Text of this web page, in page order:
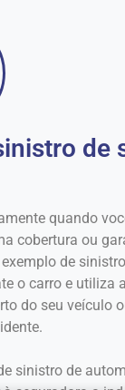
de
quando
cobertura ou
de
o carro e utiliza
do seu veículo
sinistro de